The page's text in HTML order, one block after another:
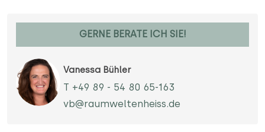
GERNE BERATE ICH SIE!
Vanessa Bühler
T +49 89 - 54 80 65-163
vb@raumweltenheiss.de